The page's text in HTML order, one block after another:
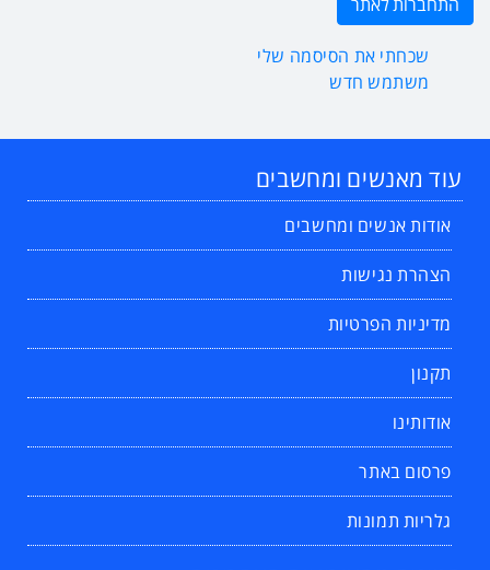
שכחתי את הסיסמה שלי
משתמש חדש
עוד מאנשים ומחשבים
אודות אנשים ומחשבים
הצהרת נגישות
מדיניות הפרטיות
תקנון
אודותינו
פרסום באתר
גלריות תמונות